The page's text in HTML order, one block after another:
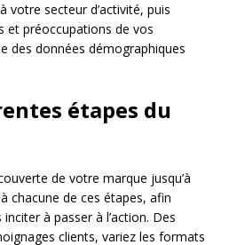
votre secteur d’activité, puis
et préoccupations de vos
des données démographiques
étapes du
de votre marque jusqu’à
chacune de ces étapes, afin
à passer à l’action. Des
clients, variez les formats